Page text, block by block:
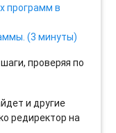
программ в
(3 минуты)
проверяя по
и другие
редиректор на